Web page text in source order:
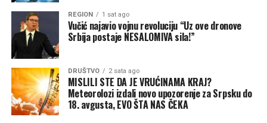
REGION 1 sat ago
Vučić najavio vojnu revoluciju “Uz ove dronove
Srbija postaje NESALOMIVA sila!”
DRUŠTVO 2 sata ago
MISLILI STE DA JE VRUĆINAMA KRAJ?
Meteorolozi izdali novo upozorenje za Srpsku do
18. avgusta, EVO ŠTA NAS ČEKA